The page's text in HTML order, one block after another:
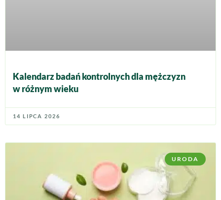
Kalendarz badań kontrolnych dla mężczyzn
w różnym wieku
14 LIPCA 2026
URODA